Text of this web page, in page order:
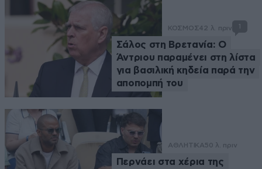
ΚΟΣΜΟΣ42 λ. πριν 1
Σάλος στη Βρετανία: Ο
Άντριου παραμένει στη λίστα
για βασιλική κηδεία παρά την
αποπομπή του
ΑΘΛΗΤΙΚΑ50 λ. πριν
Περνάει στα χέρια της